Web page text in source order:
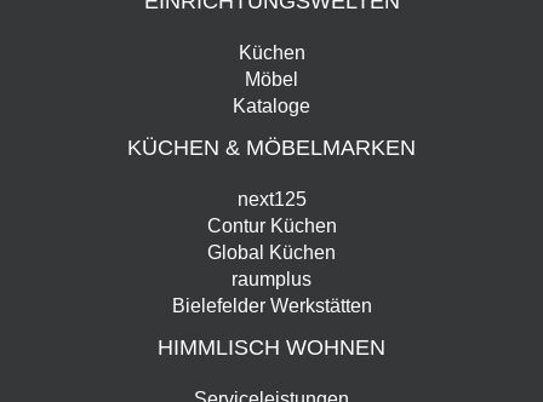
Küchen
Möbel
Kataloge
KÜCHEN & MÖBELMARKEN
next125
Contur Küchen
Global Küchen
raumplus
Bielefelder Werkstätten
HIMMLISCH WOHNEN